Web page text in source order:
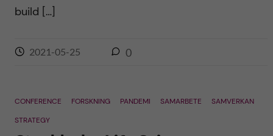
build […]
2021-05-25 0
CONFERENCE FORSKNING PANDEMI SAMARBETE
SAMVERKAN
STRATEGY